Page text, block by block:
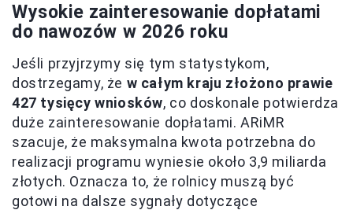
Wysokie zainteresowanie dopłatami
do nawozów w 2026 roku
Jeśli przyjrzymy się tym statystykom,
dostrzegamy, że w całym kraju złożono prawie
427 tysięcy wniosków, co doskonale potwierdza
duże zainteresowanie dopłatami. ARiMR
szacuje, że maksymalna kwota potrzebna do
realizacji programu wyniesie około 3,9 miliarda
złotych. Oznacza to, że rolnicy muszą być
gotowi na dalsze sygnały dotyczące